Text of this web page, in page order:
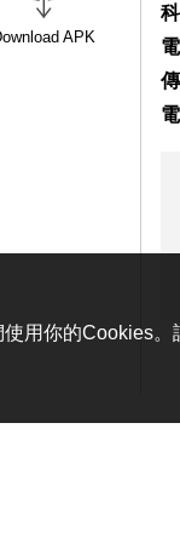
APK
科
用你的Cookies。